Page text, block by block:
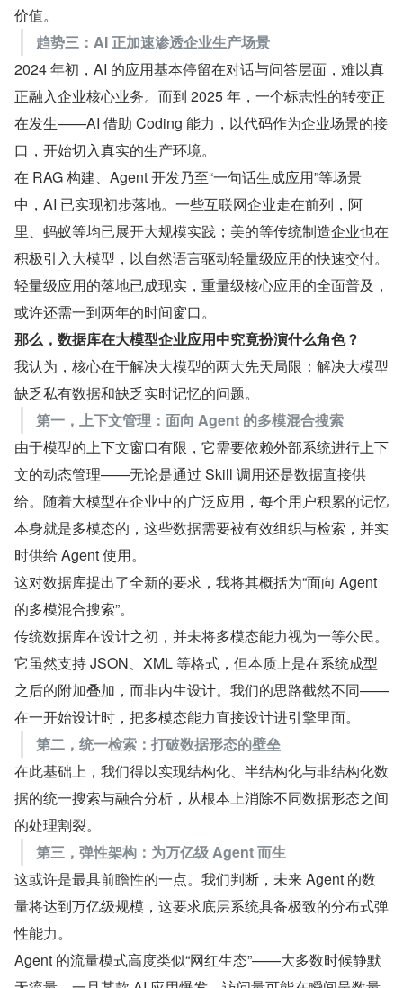
价值。
趋势三：AI 正加速渗透企业生产场景
2024 年初，AI 的应用基本停留在对话与问答层面，难以真
正融入企业核心业务。而到 2025 年，一个标志性的转变正
在发生——AI 借助 Coding 能力，以代码作为企业场景的接
口，开始切入真实的生产环境。
在 RAG 构建、Agent 开发乃至“一句话生成应用”等场景
中，AI 已实现初步落地。一些互联网企业走在前列，阿
里、蚂蚁等均已展开大规模实践；美的等传统制造企业也在
积极引入大模型，以自然语言驱动轻量级应用的快速交付。
轻量级应用的落地已成现实，重量级核心应用的全面普及，
或许还需一到两年的时间窗口。
那么，数据库在大模型企业应用中究竟扮演什么角色？
我认为，核心在于解决大模型的两大先天局限：解决大模型
缺乏私有数据和缺乏实时记忆的问题。
第一，上下文管理：面向 Agent 的多模混合搜索
由于模型的上下文窗口有限，它需要依赖外部系统进行上下
文的动态管理——无论是通过 Skill 调用还是数据直接供
给。随着大模型在企业中的广泛应用，每个用户积累的记忆
本身就是多模态的，这些数据需要被有效组织与检索，并实
时供给 Agent 使用。
这对数据库提出了全新的要求，我将其概括为“面向 Agent
的多模混合搜索”。
传统数据库在设计之初，并未将多模态能力视为一等公民。
它虽然支持 JSON、XML 等格式，但本质上是在系统成型
之后的附加叠加，而非内生设计。我们的思路截然不同——
在一开始设计时，把多模态能力直接设计进引擎里面。
第二，统一检索：打破数据形态的壁垒
在此基础上，我们得以实现结构化、半结构化与非结构化数
据的统一搜索与融合分析，从根本上消除不同数据形态之间
的处理割裂。
第三，弹性架构：为万亿级 Agent 而生
这或许是最具前瞻性的一点。我们判断，未来 Agent 的数
量将达到万亿级规模，这要求底层系统具备极致的分布式弹
性能力。
Agent 的流量模式高度类似“网红生态”——大多数时候静默